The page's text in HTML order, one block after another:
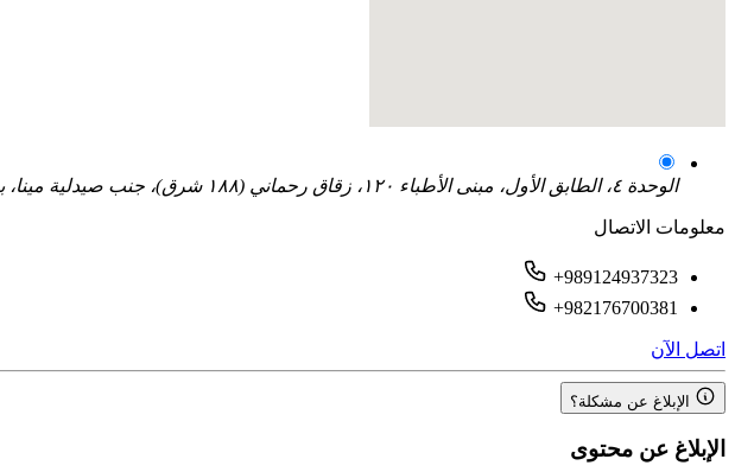
الوحدة ٤، الطابق الأول، مبنى الأطباء ١٢٠، زقاق رحماني (١٨٨ شرق)، جنب صيدلية مينا، بين الفلکه الثانية والثالثة، طهران بارس، طهران، إيران
معلومات الاتصال
+989124937323
+982176700381
اتصل الآن
الإبلاغ عن مشكلة؟
الإبلاغ عن محتوى